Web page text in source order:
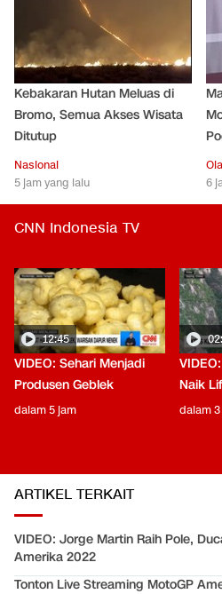
Kebakaran Hutan Meluas di
Bromo, Semua Akses Wisata
Ditutup
Nasional
5 jam yang lalu
6
CNN Indonesia TV
12:45
VIDEO: Sehari Menjadi
Produsen Geblek
dalam 5 jam
Naik
dalam
ARTIKEL TERKAIT
VIDEO: Jorge Martin Raih Pole,
Amerika 2022
Tonton Live Streaming MotoGP